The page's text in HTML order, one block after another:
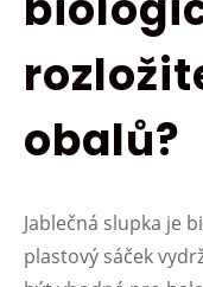
obalů?
Jablečná slupka je
plastový sáček